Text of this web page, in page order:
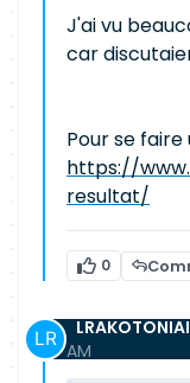
J'ai vu
car
Pour se
https://
resultat/
0
AM